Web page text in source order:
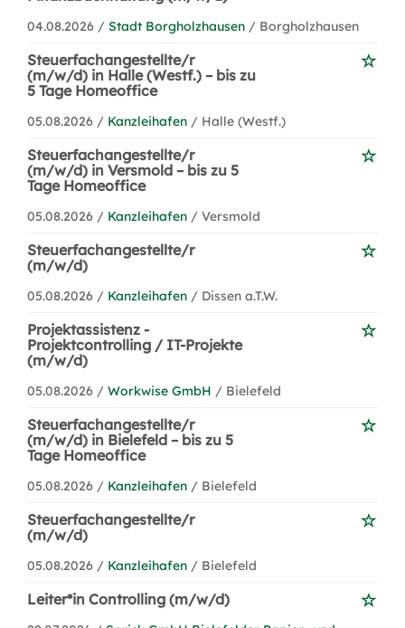
04.08.2026 / Stadt Borgholzhausen / Borgholzhausen
Steuerfachangestellte/r
(m/w/d) in Halle (Westf.) – bis zu
5 Tage Homeoffice
05.08.2026 / Kanzleihafen / Halle (Westf.)
Steuerfachangestellte/r
(m/w/d) in Versmold – bis zu 5
Tage Homeoffice
05.08.2026 / Kanzleihafen / Versmold
Steuerfachangestellte/r
(m/w/d)
05.08.2026 / Kanzleihafen / Dissen a.T.W.
Projektassistenz -
Projektcontrolling / IT-Projekte
(m/w/d)
05.08.2026 / Workwise GmbH / Bielefeld
Steuerfachangestellte/r
(m/w/d) in Bielefeld – bis zu 5
Tage Homeoffice
05.08.2026 / Kanzleihafen / Bielefeld
Steuerfachangestellte/r
(m/w/d)
05.08.2026 / Kanzleihafen / Bielefeld
Leiter*in Controlling (m/w/d)